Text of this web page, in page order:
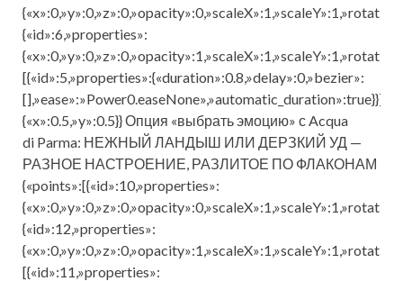
{«id»:6,»properties»:
[{«id»:5,»properties»:{«duration»:0.8,»delay»:0,»bezier»:
{«x»:0.5,»y»:0.5}} Опция «выбрать эмоцию» с Acqua
di Parma: НЕЖНЫЙ ЛАНДЫШ ИЛИ ДЕРЗКИЙ УД —
РАЗНОЕ НАСТРОЕНИЕ, РАЗЛИТОЕ ПО ФЛАКОНАМ
{«points»:[{«id»:10,»properties»:
{«id»:12,»properties»:
[{«id»:11,»properties»: